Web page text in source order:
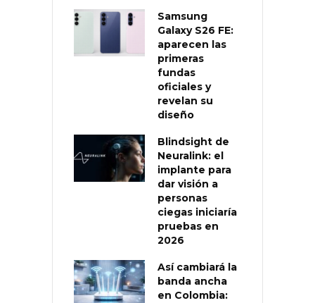
Samsung
Galaxy S26 FE:
aparecen las
primeras
fundas
oficiales y
revelan su
diseño
Blindsight de
Neuralink: el
implante para
dar visión a
personas
ciegas iniciaría
pruebas en
2026
Así cambiará la
banda ancha
en Colombia: